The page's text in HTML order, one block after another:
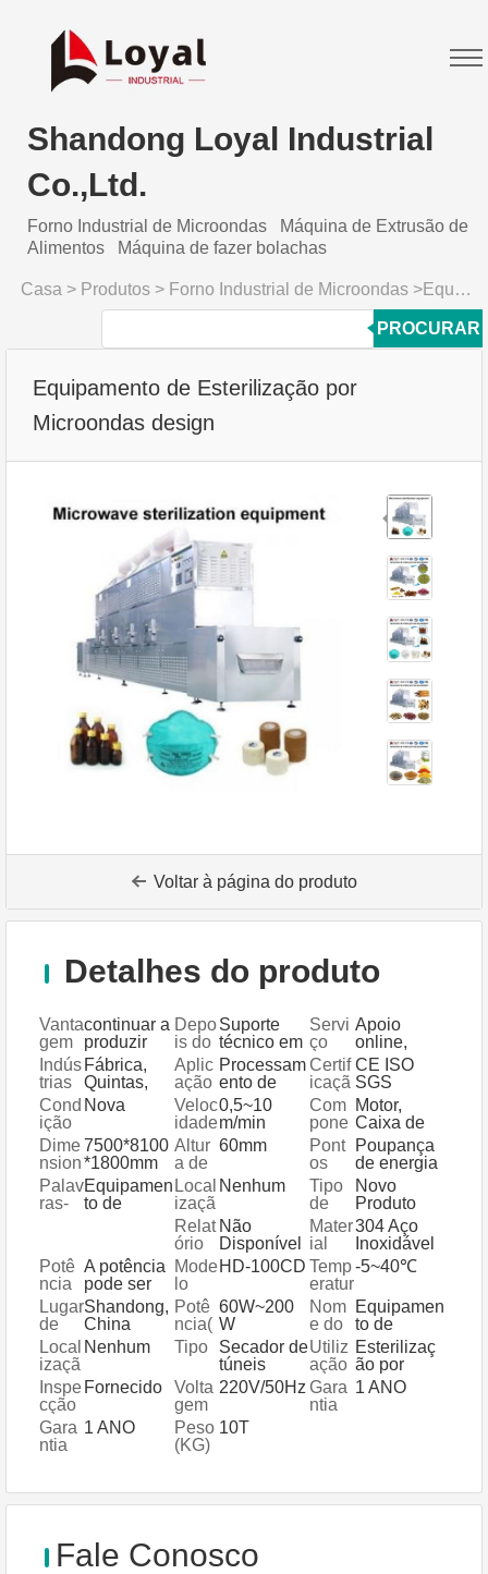
Shandong Loyal Industrial
Co.,Ltd.
Forno Industrial de Microondas
Máquina de Extrusão de
Alimentos
Máquina de fazer bolachas
Casa > Produtos > Forno Industrial de Microondas >Equipamento de Esterilização por Microondas design
PROCURAR
Equipamento de Esterilização por
Microondas design
Voltar à página do produto
Detalhes do produto
Vanta
gem
continuar a
produzir
Depo
is do
Servi
ço de
Gara
ntia
Suporte
técnico em
vídeo,
suporte
online,
peças
sobressale
ntes,
manutençã
reparação
no terreno
Servi
ço
Pós-
Vend
a
Prest
ado
Apoio
online,
apoio
técnico em
vídeo,
instalação
no terreno,
comissiona
mento e
formação
Indús
trias
aplic
áveis
Fábrica,
Quintas,
Loja de
Alimentos,
Lojas de
Alimentos
e Bebidas
Aplic
ação
Processam
ento de
medicame
ntos,
Processam
ento de
químicos,
ento de
alimentos
Certif
icaçã
o
CE ISO
SGS
Cond
ição
Nova
Veloc
idade
do
trans
porta
dor
0,5~10
m/min
Com
pone
ntes
princi
pais
Motor,
Caixa de
velocidade
s, PLC,
Motor
Dime
nsion
(L*W*
H)
7500*8100
*1800mm
Altur
a de
alime
ntaçã
o
60mm
Pont
os
Chav
e de
Vend
a
Poupança
de energia
Palav
ras-
Equipamen
to de
micro-
ondas
Local
izaçã
o do
Servi
ço
Local
Nenhum
Tipo
de
Mark
eting
Novo
Produto
2020
Relat
ório
de
teste
de
maqu
inaria
Não
Disponível
Mater
ial
304 Aço
Inoxidável
Potê
ncia
de
saída
de
micro
-
onda
s
A potência
pode ser
ajustada
Mode
lo
HD-100CD Temp
eratur
a de
funci
onam
ento
-5~40℃
Lugar
de
orige
m
Shandong,
China
Potê
ncia(
W)
60W~200
W
Nom
e do
produ
to
Equipamen
to de
esterilizaçã
o por
micro-
ondas
Local
izaçã
o do
Show
room
Nenhum Tipo
Secador de
túneis
Utiliz
ação
Esterilizaç
ão por
calor seco
Inspe
cção
de
vídeo
de
Fornecido
Volta
gem
220V/50Hz Gara
ntia
1 ANO
Gara
ntia
onent
pais
1 ANO
Peso
(KG)
10T
Fale Conosco